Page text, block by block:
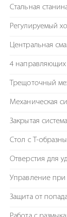
Стальная
Регулируемый
Центральная
4 направляющих
Трещоточный
Механическая
Закрытая
Стол с Т-
Отверстия для
Управление
Защита от